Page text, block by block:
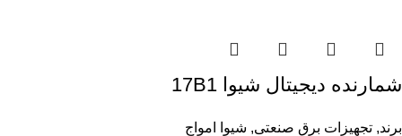
شمارنده ديجيتال شيوا 17B1
برند, تجهیزات برق صنعتی, شیوا امواج